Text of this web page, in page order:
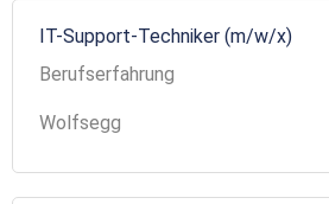
IT-Support-Techniker (m/w/x)
Berufserfahrung
Wolfsegg